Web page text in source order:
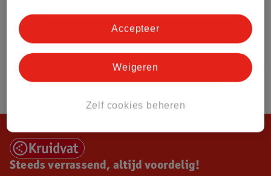
Steeds verrassend, altijd voordelig!
Zelf cookies beheren
Weigeren
Accepteer